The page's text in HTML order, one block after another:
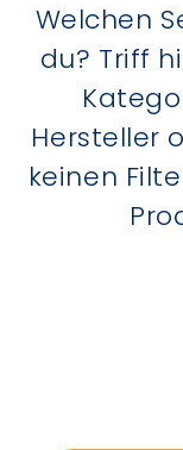
Welchen
du? Triff
Hersteller
keinen